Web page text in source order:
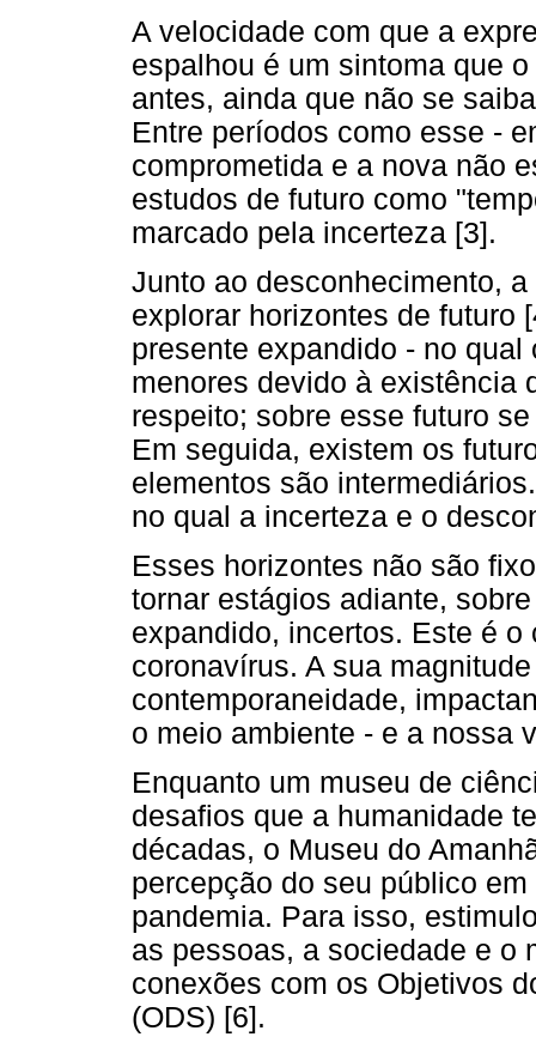
A velocidade com que a
espalhou é um sintoma que
antes, ainda que não se
Entre períodos como esse -
comprometida e a nova não
estudos de futuro como
marcado pela incerteza [3].
Junto ao desconhecimento,
explorar horizontes de futuro
presente expandido - no
menores devido à existência
respeito; sobre esse futuro
Em seguida, existem os
elementos são
no qual a incerteza e o
Esses horizontes não são
tornar estágios adiante,
expandido, incertos. Este é
coronavírus. A sua
contemporaneidade,
o meio ambiente - e a nossa
Enquanto um museu de
desafios que a humanidade
décadas, o Museu do
percepção do seu público
pandemia. Para isso,
as pessoas, a sociedade e o
conexões com os Objetivos
(ODS) [6].